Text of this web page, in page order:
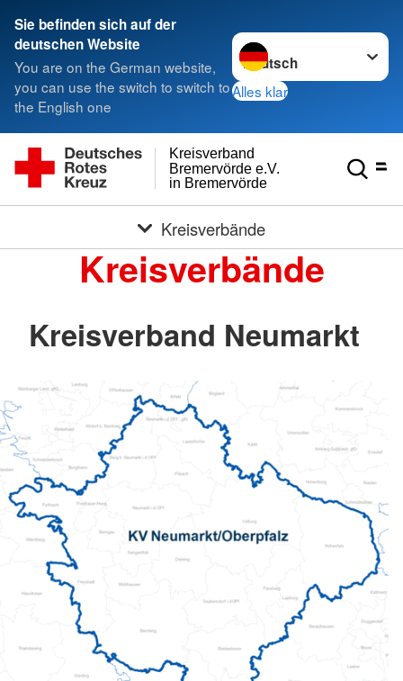
Sie befinden sich auf der
deutschen Website
You are on the German website,
you can use the switch to switch to
the English one
Sprache wechseln zu
Alles klar
in Bremervörde
Bremervörde e.V.
Kreisverband
Kreisverbände
Kreisverbände
Kreisverband Neumarkt